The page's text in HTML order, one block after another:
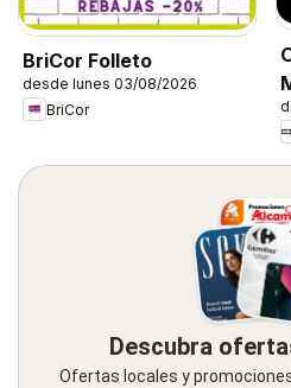
BriCor Folleto
desde lunes 03/08/2026
BriCor
Descubra
Ofertas locales y